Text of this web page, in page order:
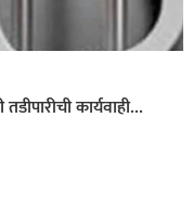
कार्यवाही…